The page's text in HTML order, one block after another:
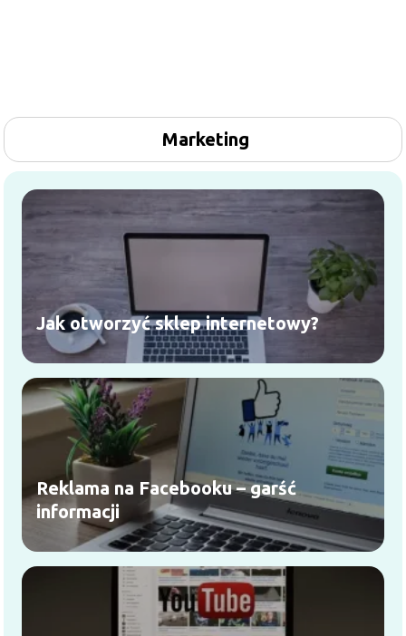
Marketing
Jak otworzyć sklep internetowy?
Reklama na Facebooku – garść
informacji